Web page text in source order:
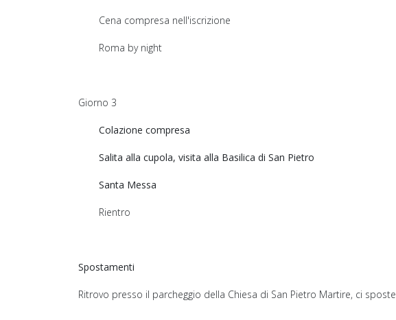
Cena compresa nell'iscrizione
Roma by night
Giorno 3
Colazione compresa
Salita alla cupola, visita alla Basilica di San Pietro
Santa Messa
Rientro
Spostamenti
Ritrovo presso il parcheggio della Chiesa di San Pietro Martire, ci